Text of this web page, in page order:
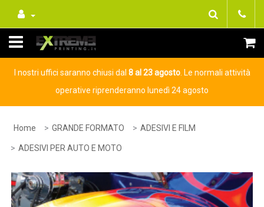
I nostri uffici saranno chiusi dal 8 al 23 agosto. Le normali attività
operative riprenderanno lunedì 24 agosto
Home GRANDE FORMATO ADESIVI E FILM
ADESIVI PER AUTO E MOTO